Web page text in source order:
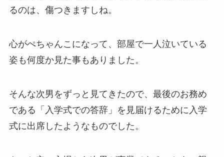
るのは、傷つきますしね。
心がぺちゃんこになって、部屋で一人泣いている
姿も何度か見た事もありました。
そんな次男をずっと見てきたので、最後のお務め
である「入学式での答辞」を見届けるために入学
式に出席したようなものでした。